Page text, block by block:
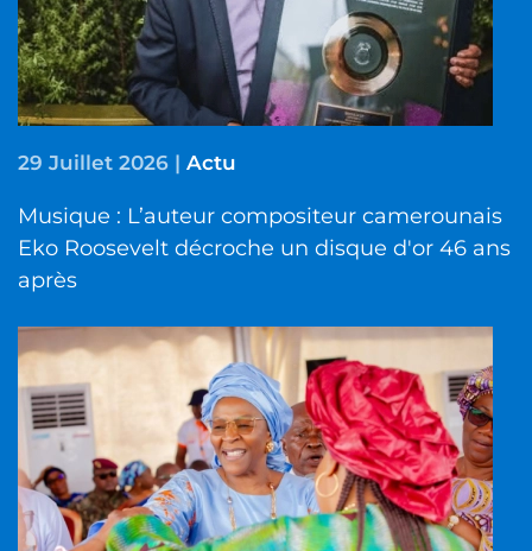
29 Juillet 2026 | Actu
Musique : L’auteur compositeur camerounais
Eko Roosevelt décroche un disque d'or 46 ans
après